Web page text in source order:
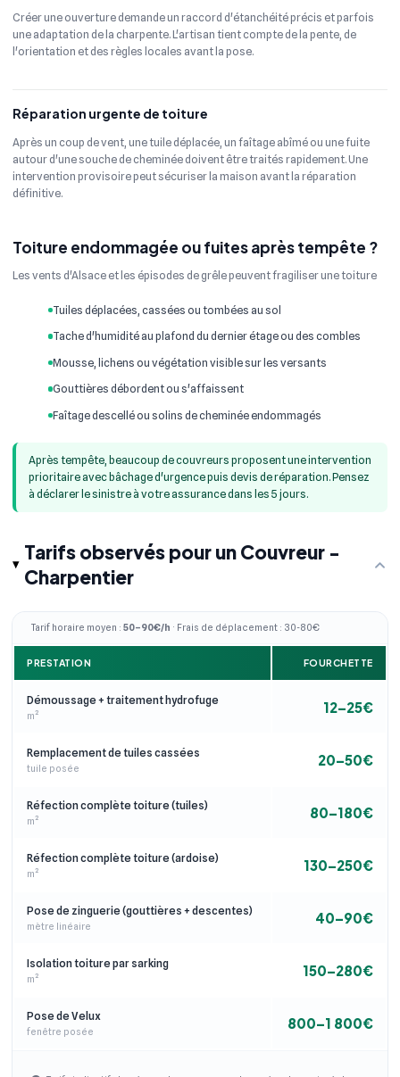
Créer une ouverture demande un raccord d'étanchéité précis et parfois
une adaptation de la charpente. L'artisan tient compte de la pente, de
l'orientation et des règles locales avant la pose.
Réparation urgente de toiture
Après un coup de vent, une tuile déplacée, un faîtage abîmé ou une fuite
autour d'une souche de cheminée doivent être traités rapidement. Une
intervention provisoire peut sécuriser la maison avant la réparation
définitive.
Toiture endommagée ou fuites après tempête ?
Les vents d'Alsace et les épisodes de grêle peuvent fragiliser une toiture
Tuiles déplacées, cassées ou tombées au sol
Tache d'humidité au plafond du dernier étage ou des combles
Mousse, lichens ou végétation visible sur les versants
Gouttières débordent ou s'affaissent
Faîtage descellé ou solins de cheminée endommagés
Après tempête, beaucoup de couvreurs proposent une intervention
prioritaire avec bâchage d'urgence puis devis de réparation. Pensez
à déclarer le sinistre à votre assurance dans les 5 jours.
Tarifs observés pour un Couvreur -
Charpentier
Tarif horaire moyen : 50–90€/h · Frais de déplacement : 30-80€
PRESTATION FOURCHETTE
Démoussage + traitement hydrofuge
m² 12–25€
Remplacement de tuiles cassées
tuile posée 20–50€
Réfection complète toiture (tuiles)
m² 80–180€
Réfection complète toiture (ardoise)
m² 130–250€
Pose de zinguerie (gouttières + descentes)
mètre linéaire 40–90€
Isolation toiture par sarking
m² 150–280€
Pose de Velux
fenêtre posée 800–1 800€